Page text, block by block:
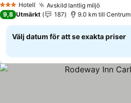
3 StjärnorHotell Avskild lantlig miljö
9,8 Utmärkt 187 9.0 km till Centrum
Välj datum för att se exakta priser